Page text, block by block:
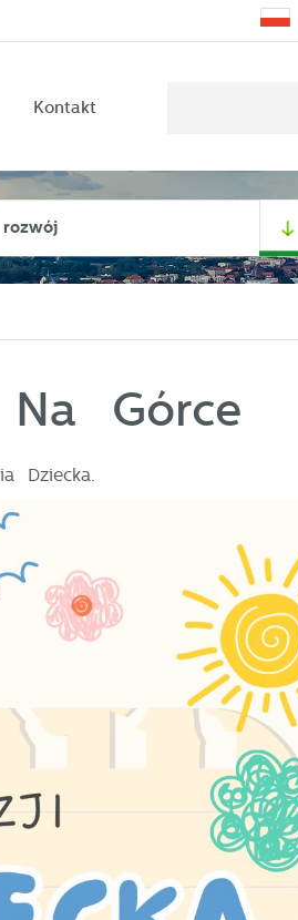
Kontakt
Górce
Dziecka.